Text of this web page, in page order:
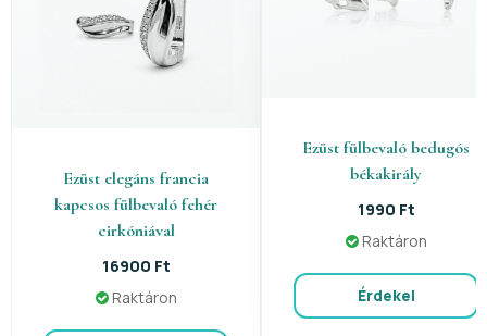
Ezüst elegáns francia
kapcsos fülbevaló fehér
cirkóniával
16900 Ft
Raktáron
Ezüst fülbevaló bedugós
békakirály
1990 Ft
Raktáron
Érdekel